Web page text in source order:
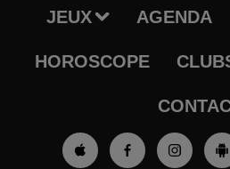
JEUX AGENDA
HOROSCOPE